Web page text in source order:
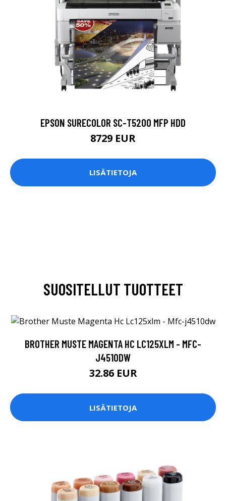
EPSON SURECOLOR SC-T5200 MFP HDD
8729 EUR
LISÄTIETOJA
SUOSITELLUT TUOTTEET
BROTHER MUSTE MAGENTA HC LC125XLM - MFC-
J4510DW
32.86 EUR
LISÄTIETOJA